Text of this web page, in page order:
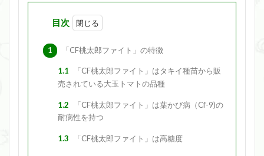
目次
1 「CF桃太郎ファイト」の特徴
1.1
「CF桃太郎ファイト」はタキイ種苗から販
売されている大玉トマトの品種
1.2
「CF桃太郎ファイト」は葉かび病（Cf-9)の
耐病性を持つ
1.3 「CF桃太郎ファイト」は高糖度